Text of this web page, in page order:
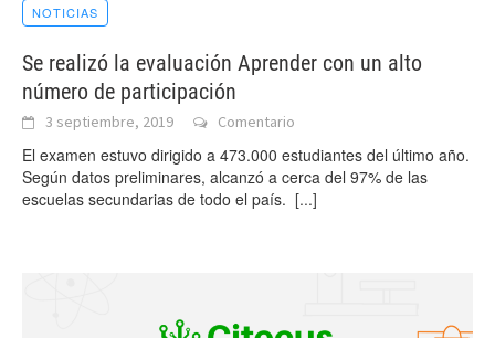
NOTICIAS
Se realizó la evaluación Aprender con un alto
número de participación
3 septiembre, 2019 Comentario
El examen estuvo dirigido a 473.000 estudiantes del último año.
Según datos preliminares, alcanzó a cerca del 97% de las
escuelas secundarias de todo el país. [...]